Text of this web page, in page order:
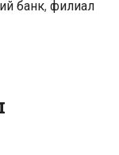
банк, филиал